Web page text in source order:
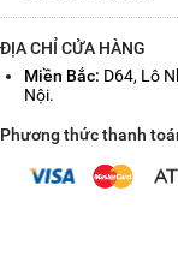
ĐỊA CHỈ CỬA HÀNG
Miền Bắc: D64, Lô
Nội.
Phương thức thanh